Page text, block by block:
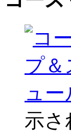
示さ